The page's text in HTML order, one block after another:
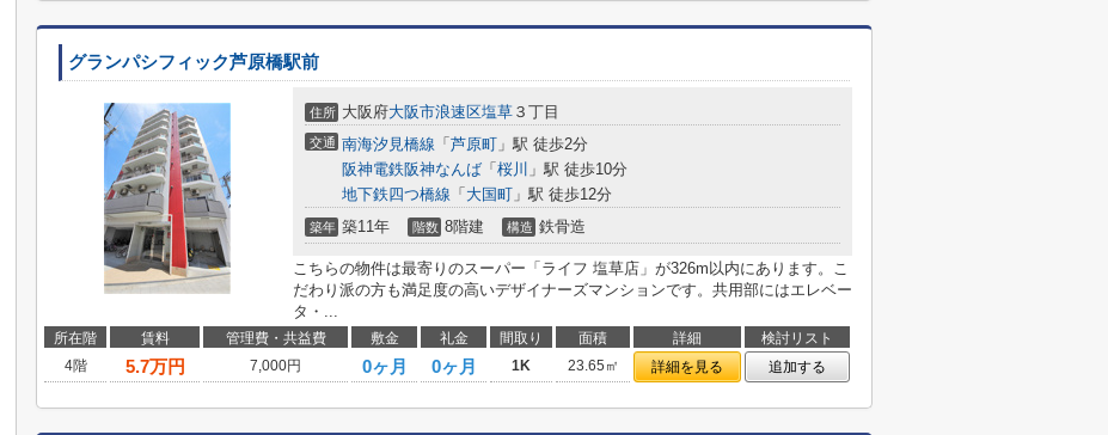
グランパシフィック芦原橋駅前
住所 大阪府大阪市浪速区塩草 ３丁目
交通 南海汐見橋線 「 芦原町 」駅 徒歩2分
阪神電鉄阪神なんば 「 桜川 」駅 徒歩10分
地下鉄四つ橋線 「 大国町 」駅 徒歩12分
築年 築11年 階数 8階建 構造 鉄骨造
こちらの物件は最寄りのスーパー「ライフ 塩草店」が326m以内にあります。こ
だわり派の方も満足度の高いデザイナーズマンションです。共用部にはエレベー
タ・...
所在階 賃料 管理費・共益費 敷金 礼金 間取り 面積 詳細
検討リスト
4階
5.7万円 7,000円 0ヶ月 0ヶ月 1K 23.65㎡ 詳細を見る 追加する